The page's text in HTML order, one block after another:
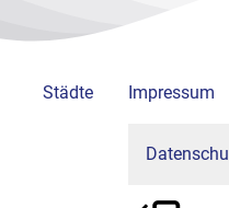
Städte Impressum